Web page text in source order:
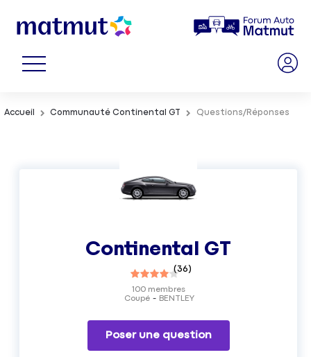
Accueil Communauté Continental GT Questions/Réponses
Continental GT
(36)
Coupé BENTLEY
100membres
Poser une question